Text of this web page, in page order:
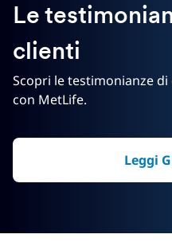
Le
clienti
Scopri le testimonianze
con MetLife.
Leggi